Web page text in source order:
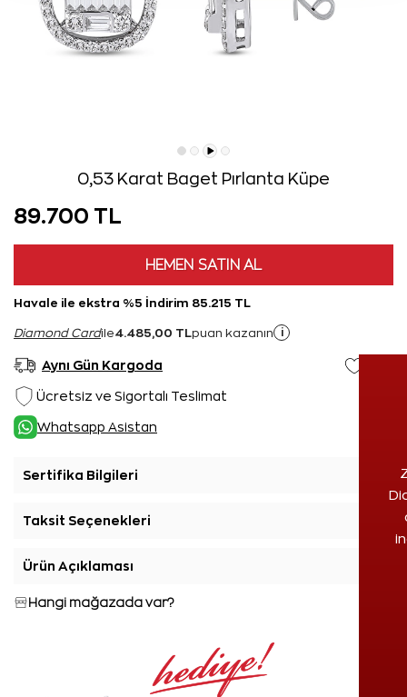
0,53 Karat Baget Pırlanta Küpe
89.700 TL
HEMEN SATIN AL
Havale ile ekstra %5 İndirim 85.215 TL
Diamond Cardile4.485,00 TL puan kazanın i
Aynı Gün Kargoda
Ücretsiz ve Sigortalı Teslimat
Whatsapp Asistan
Sertifika Bilgileri
Taksit Seçenekleri
Ürün Açıklaması
Hangi mağazada var?